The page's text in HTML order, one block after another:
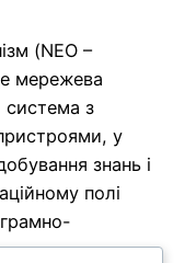
(NEO –
мережева
з
у
знань і
полі
та значна